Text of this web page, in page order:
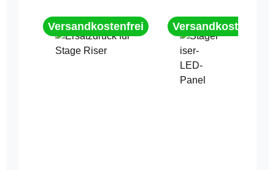
Versandkostenfrei Versandkostenfrei